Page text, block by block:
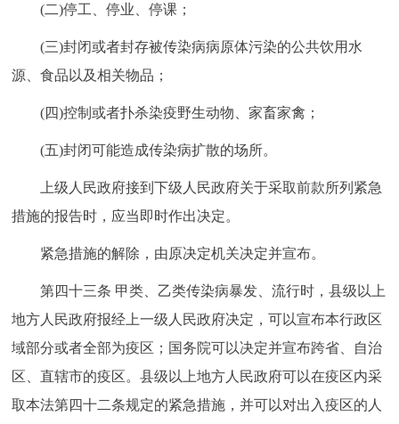
(二)停工、停业、停课；
(三)封闭或者封存被传染病病原体污染的公共饮用水
源、食品以及相关物品；
(四)控制或者扑杀染疫野生动物、家畜家禽；
(五)封闭可能造成传染病扩散的场所。
上级人民政府接到下级人民政府关于采取前款所列紧急
措施的报告时，应当即时作出决定。
紧急措施的解除，由原决定机关决定并宣布。
第四十三条 甲类、乙类传染病暴发、流行时，县级以上
地方人民政府报经上一级人民政府决定，可以宣布本行政区
域部分或者全部为疫区；国务院可以决定并宣布跨省、自治
区、直辖市的疫区。县级以上地方人民政府可以在疫区内采
取本法第四十二条规定的紧急措施，并可以对出入疫区的人